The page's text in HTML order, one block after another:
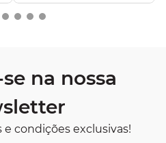
na nossa
condições exclusivas!